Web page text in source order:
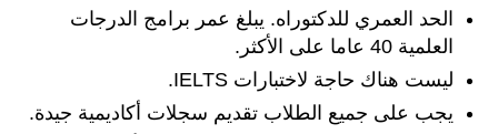
الحد العمري للدكتوراه. يبلغ عمر برامج الدرجات
العلمية 40 عاما على الأكثر.
ليست هناك حاجة لاختبارات IELTS.
يجب على جميع الطلاب تقديم سجلات أكاديمية جيدة.